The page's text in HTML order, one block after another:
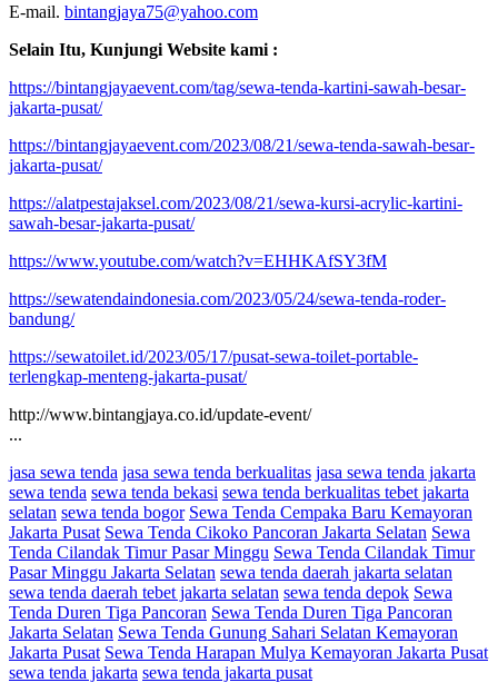
E-mail. bintangjaya75@yahoo.com
Selain Itu, Kunjungi Website kami :
https://bintangjayaevent.com/tag/sewa-tenda-kartini-sawah-besar-
jakarta-pusat/
https://bintangjayaevent.com/2023/08/21/sewa-tenda-sawah-besar-
jakarta-pusat/
https://alatpestajaksel.com/2023/08/21/sewa-kursi-acrylic-kartini-
sawah-besar-jakarta-pusat/
https://www.youtube.com/watch?v=EHHKAfSY3fM
https://sewatendaindonesia.com/2023/05/24/sewa-tenda-roder-
bandung/
https://sewatoilet.id/2023/05/17/pusat-sewa-toilet-portable-
terlengkap-menteng-jakarta-pusat/
http://www.bintangjaya.co.id/update-event/
...
jasa sewa tenda jasa sewa tenda berkualitas jasa sewa tenda jakarta
sewa tenda sewa tenda bekasi sewa tenda berkualitas tebet jakarta
selatan sewa tenda bogor Sewa Tenda Cempaka Baru Kemayoran
Jakarta Pusat Sewa Tenda Cikoko Pancoran Jakarta Selatan Sewa
Tenda Cilandak Timur Pasar Minggu Sewa Tenda Cilandak Timur
Pasar Minggu Jakarta Selatan sewa tenda daerah jakarta selatan
sewa tenda daerah tebet jakarta selatan sewa tenda depok Sewa
Tenda Duren Tiga Pancoran Sewa Tenda Duren Tiga Pancoran
Jakarta Selatan Sewa Tenda Gunung Sahari Selatan Kemayoran
Jakarta Pusat Sewa Tenda Harapan Mulya Kemayoran Jakarta Pusat
sewa tenda jakarta sewa tenda jakarta pusat